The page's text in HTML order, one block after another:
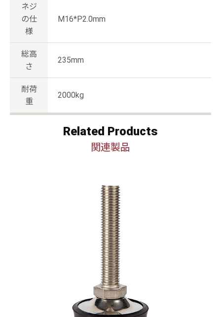
ネジ
の仕
様
M16*P2.0mm
総高
さ
235mm
耐荷
重
2000kg
Related Products
関連製品